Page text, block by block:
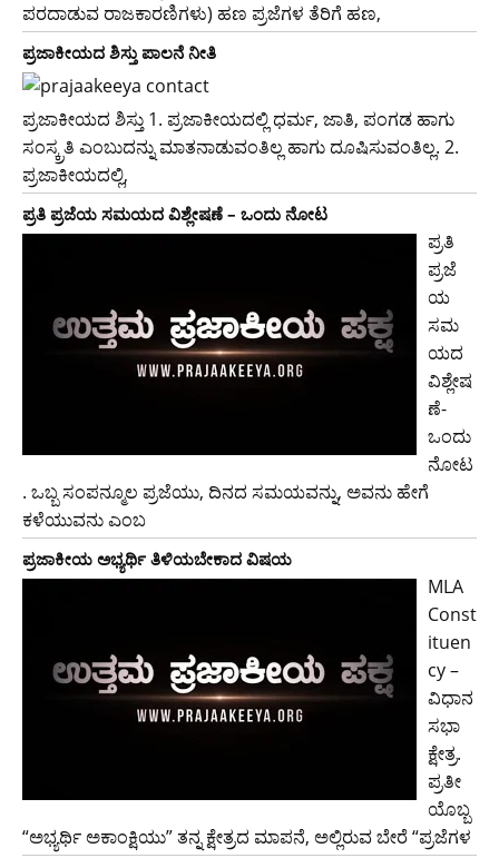
ಪರದಾಡುವ ರಾಜಕಾರಣಿಗಳು) ಹಣ ಪ್ರಜೆಗಳ ತೆರಿಗೆ ಹಣ,
ಪ್ರಜಾಕೀಯದ ಶಿಸ್ತು ಪಾಲನೆ ನೀತಿ
ಪ್ರಜಾಕೀಯದ ಶಿಸ್ತು 1. ಪ್ರಜಾಕೀಯದಲ್ಲಿ ಧರ್ಮ, ಜಾತಿ, ಪಂಗಡ ಹಾಗು
ಸಂಸ್ಕ್ರತಿ ಎಂಬುದನ್ನು ಮಾತನಾಡುವಂತಿಲ್ಲ ಹಾಗು ದೂಷಿಸುವಂತಿಲ್ಲ. 2.
ಪ್ರಜಾಕೀಯದಲ್ಲಿ,
ಪ್ರತಿ ಪ್ರಜೆಯ ಸಮಯದ ವಿಶ್ಲೇಷಣೆ – ಒಂದು ನೋಟ
ಪ್ರತಿ
ಪ್ರಜೆ
ಯ
ಸಮ
ಯದ
ವಿಶ್ಲೇಷ
ಣೆ-
ಒಂದು
ನೋಟ
. ಒಬ್ಬ ಸಂಪನ್ಮೂಲ ಪ್ರಜೆಯು, ದಿನದ ಸಮಯವನ್ನು, ಅವನು ಹೇಗೆ
ಕಳೆಯುವನು ಎಂಬ
ಪ್ರಜಾಕೀಯ ಅಭ್ಯರ್ಥಿ ತಿಳಿಯಬೇಕಾದ ವಿಷಯ
MLA
Const
ituen
cy –
ವಿಧಾನ
ಸಭಾ
ಕ್ಷೇತ್ರ.
ಪ್ರತೀ
ಯೊಬ್ಬ
“ಅಭ್ಯರ್ಥಿ ಅಕಾಂಕ್ಷಿಯು” ತನ್ನ ಕ್ಷೇತ್ರದ ಮಾಪನೆ, ಅಲ್ಲಿರುವ ಬೇರೆ “ಪ್ರಜೆಗಳ